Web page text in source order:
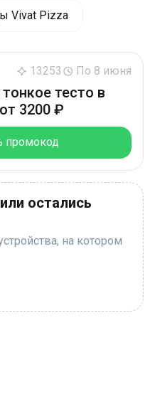
Vivat Pizza
13253 По 8 июня
тесто в
3200 ₽
промокод
остались
на котором